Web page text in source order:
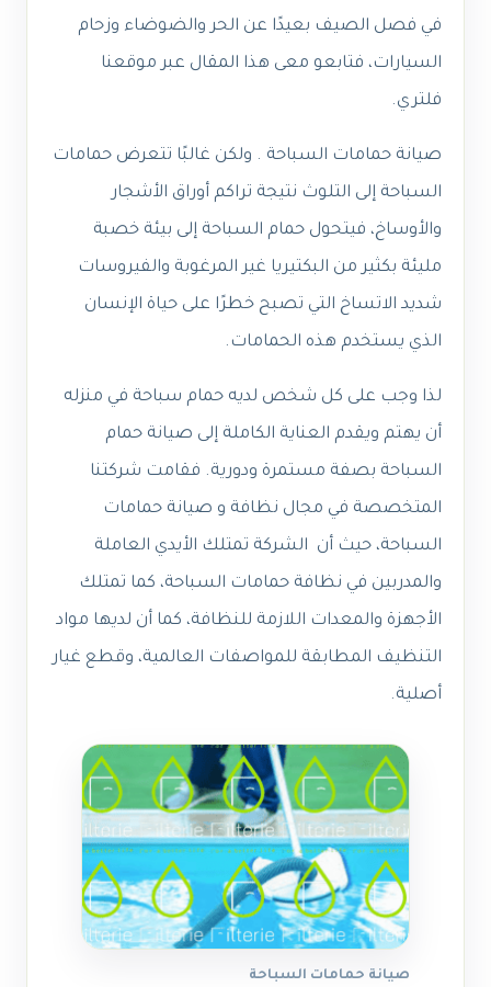
في فصل الصيف بعيدًا عن الحر والضوضاء وزحام
السيارات، فتابعو معى هذا المقال عبر موقعنا
فلتري.
صيانة حمامات السباحة . ولكن غالبًا تتعرض حمامات
السباحة إلى التلوث نتيجة تراكم أوراق الأشجار
والأوساخ، فيتحول حمام السباحة إلى بيئة خصبة
مليئة بكثير من البكتيريا غير المرغوبة والفيروسات
شديد الاتساخ التي تصبح خطرًا على حياة الإنسان
الذي يستخدم هذه الحمامات.
لذا وجب على كل شخص لديه حمام سباحة في منزله
أن يهتم ويقدم العناية الكاملة إلى صيانة حمام
السباحة بصفة مستمرة ودورية. فقامت شركتنا
المتخصصة في مجال نظافة و صيانة حمامات
السباحة، حيث أن الشركة تمتلك الأيدي العاملة
والمدربين في نظافة حمامات السباحة، كما تمتلك
الأجهزة والمعدات اللازمة للنظافة، كما أن لديها مواد
التنظيف المطابقة للمواصفات العالمية، وقطع غيار
أصلية.
صيانة حمامات السباحة